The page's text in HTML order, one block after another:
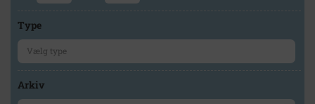
Type
Arkiv